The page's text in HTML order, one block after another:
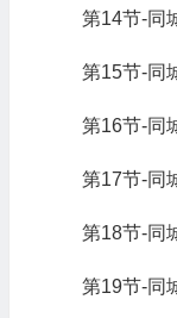
第14节-同
第15节-同
第16节-同
第17节-同
第18节-同
第19节-同